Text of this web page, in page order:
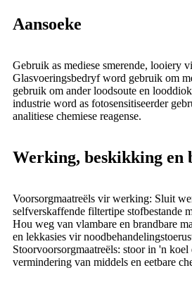
Aansoeke
Gebruik as mediese smerende, looiery
Glasvoeringsbedryf word gebruik om
gebruik om ander loodsoute en
industrie word as fotosensitiseerder
analitiese chemiese reagense.
Werking, beskikking en
Voorsorgmaatreëls vir werking: Sluit
selfverskaffende filtertipe stofbestande
Hou weg van vlambare en brandbare
en lekkasies vir
Stoorvoorsorgmaatreëls: stoor in 'n
vermindering van middels en eetbare